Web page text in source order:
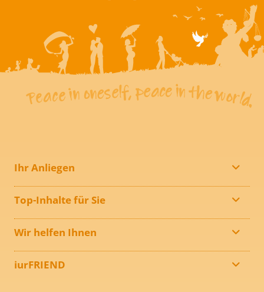
Ihr Anliegen
Top-Inhalte für Sie
Wir helfen Ihnen
iurFRIEND